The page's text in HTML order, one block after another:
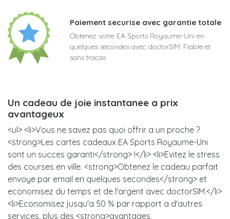
Paiement securise avec garantie totale
Obtenez votre EA Sports Royaume-Uni en
quelques secondes avec doctorSIM. Fiable et
sans tracas
Un cadeau de joie instantanee a prix
avantageux
<ul> <li>Vous ne savez pas quoi offrir a un proche ?
<strong>Les cartes cadeaux EA Sports Royaume-Uni
sont un succes garanti</strong> !</li> <li>Evitez le stress
des courses en ville. <strong>Obtenez le cadeau parfait
envoye par email en quelques secondes</strong> et
economisez du temps et de l'argent avec doctorSIM.</li>
<li>Economisez jusqu'a 50 % par rapport a d'autres
services, plus des <strong>avantages